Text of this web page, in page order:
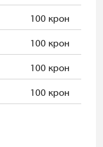
100 крон
100 крон
100 крон
100 крон